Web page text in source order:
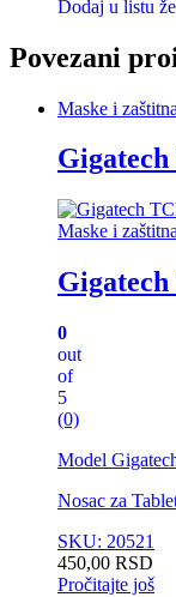
Dodaj u listu
Povezani
Maske i
Gigatech
Maske i
Gigatech
0
out
of
5
(0)
Model
Nosac za
SKU: 20521
450,00 RSD
Pročitajte još